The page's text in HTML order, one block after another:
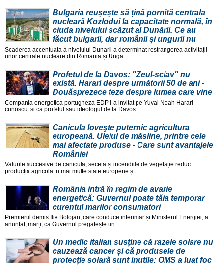
Bulgaria reușește să țină pornită centrala
nucleară Kozlodui la capacitate normală, în
ciuda nivelului scăzut al Dunării. Ce au
făcut bulgarii, dar românii și ungurii nu
Scaderea accentuata a nivelului Dunarii a determinat restrangerea activitații
unor centrale nucleare din Romania și Unga ...
Profetul de la Davos: "Zeul-sclav" nu
există. Harari despre următorii 50 de ani -
Douăsprezece teze despre lumea care vine
Compania energetica portugheza EDP l-a invitat pe Yuval Noah Harari -
cunoscut si ca profetul sau ideologul de la Davos ...
Canicula loveşte puternic agricultura
europeană. Uleiul de măsline, printre cele
mai afectate produse - Care sunt avantajele
României
Valurile succesive de canicula, seceta și incendiile de vegetație reduc
producția agricola in mai multe state europene ș ...
România intră în regim de avarie
energetică: Guvernul poate tăia temporar
curentul marilor consumatori
Premierul demis Ilie Bolojan, care conduce interimar și Ministerul Energiei, a
anunțat, marți, ca Guvernul pregatește un ...
Un medic italian susține că razele solare nu
cauzează cancer și că produsele de
protecție solară sunt inutile: OMS a luat foc